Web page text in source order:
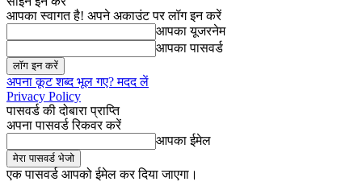
आपका स्वागत है! अपने अकाउंट पर लॉग इन करें
आपका यूजरनेम
आपका पासवर्ड
अपना कूट शब्द भूल गए? मदद लें
Privacy Policy
पासवर्ड की दोबारा प्राप्ति
अपना पासवर्ड रिकवर करें
आपका ईमेल
एक पासवर्ड आपको ईमेल कर दिया जाएगा।